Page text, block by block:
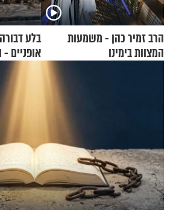
הרב זמיר כהן - משמעות
המצוות בימינו
בלע
אופניים -
במצב